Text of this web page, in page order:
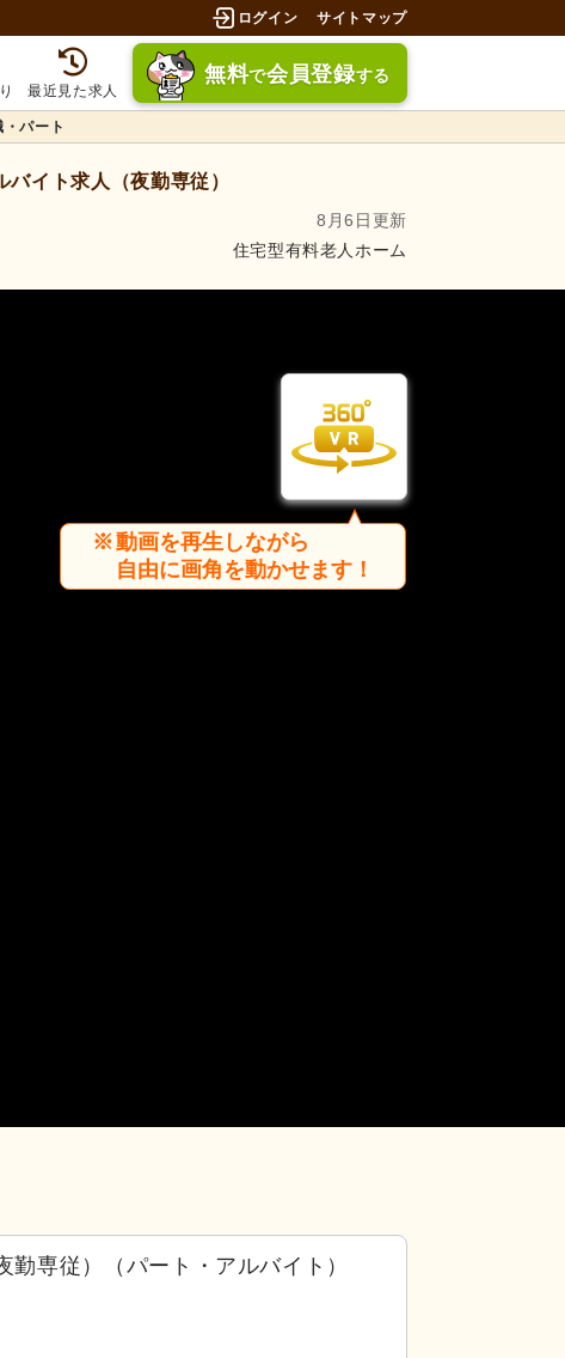
ログイン サイトマップ
最近見た求人
無料で会員登録する
・パート
イト求人（夜勤専従）
8月6日更新
住宅型有料老人ホーム
動画を再生しながら
自由に画角を動かせます！
勤専従）（パート・アルバイト）